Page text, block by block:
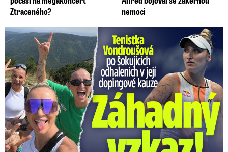
Ztraceného?
nemoci
Vondroušová po šokujících odhaleních v kauze: Záhadný vzkaz!